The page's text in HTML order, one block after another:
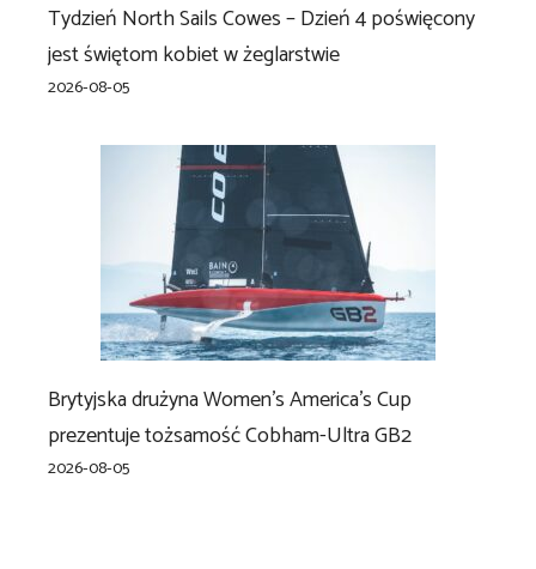
Tydzień North Sails Cowes – Dzień 4 poświęcony
jest świętom kobiet w żeglarstwie
2026-08-05
Brytyjska drużyna Women’s America’s Cup
prezentuje tożsamość Cobham-Ultra GB2
2026-08-05